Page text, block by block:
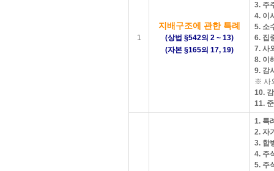
1
지배구조에 관한 특례
(상법 §542의 2 ~ 13)
(자본 §165의 17, 19)
3. 주
4. 이
5. 소
6. 집
7. 사
8. 이
9. 감
※ 사
10.
11.
1. 특
2. 자
3. 합
4. 주
5. 주